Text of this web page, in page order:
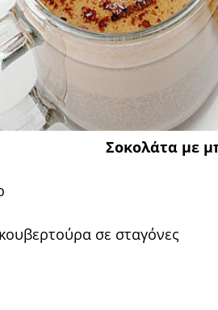
Σοκολάτα με
σε σταγόνες